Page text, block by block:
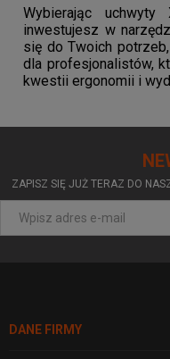
Wybierając uchwyty
inwestujesz w
się do Twoich
dla profesjonalistów,
kwestii ergonomii i
ZAPISZ SIĘ JUŻ TERAZ DO
DANE FIRMY